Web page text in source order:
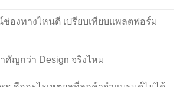
ช่องทางไหนดี เปรียบเทียบแพลตฟอร์ม
ำคัญกว่า Design จริงไหม